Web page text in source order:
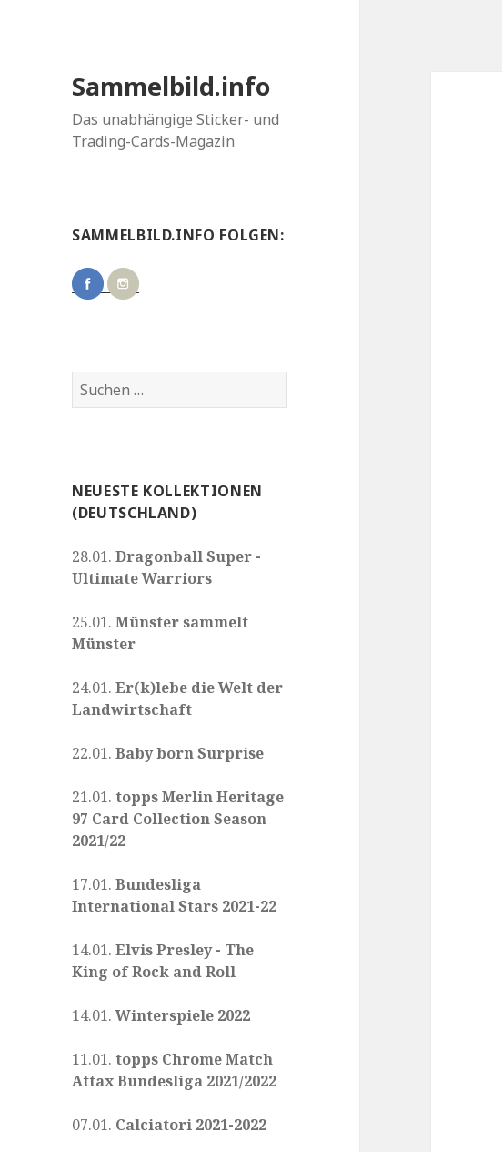
Sammelbild.info
Das unabhängige Sticker- und
Trading-Cards-Magazin
SAMMELBILD.INFO FOLGEN:
Suchen
nach:
NEUESTE KOLLEKTIONEN
(DEUTSCHLAND)
28.01.Dragonball Super -
Ultimate Warriors
25.01.Münster sammelt
Münster
24.01.Er(k)lebe die Welt der
Landwirtschaft
22.01.Baby born Surprise
21.01.topps Merlin Heritage
97 Card Collection Season
2021/22
17.01.Bundesliga
International Stars 2021-22
14.01.Elvis Presley - The
King of Rock and Roll
14.01.Winterspiele 2022
11.01.topps Chrome Match
Attax Bundesliga 2021/2022
07.01. Calciatori 2021-2022